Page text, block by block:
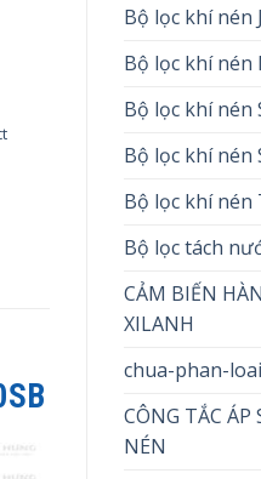
Bộ lọc khí nén
Bộ lọc khí nén
Bộ lọc khí nén
Bộ lọc khí nén
Bộ lọc khí nén
Bộ lọc tách
CẢM BIẾN
XILANH
chua-phan-loai
CÔNG TẮC ÁP
NÉN